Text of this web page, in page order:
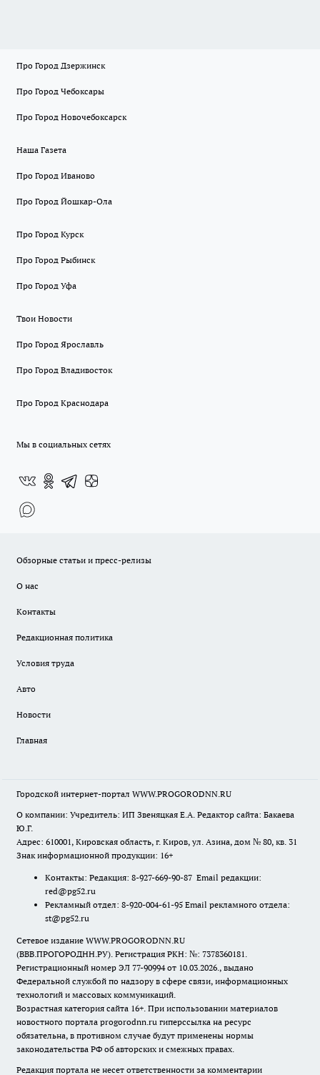
Про Город Дзержинск
Про Город Чебоксары
Про Город Новочебоксарск
Наша Газета
Про Город Иваново
Про Город Йошкар-Ола
Про Город Курск
Про Город Рыбинск
Про Город Уфа
Твои Новости
Про Город Ярославль
Про Город Владивосток
Про Город Краснодара
Мы в социальных сетях
Обзорные статьи и пресс-релизы
О нас
Контакты
Редакционная политика
Условия труда
Авто
Новости
Главная
Городской интернет-портал WWW.PROGORODNN.RU
О компании: Учредитель: ИП Звеняцкая Е.А. Редактор сайта: Бакаева
Ю.Г.
Адрес: 610001, Кировская область, г. Киров, ул. Азина, дом № 80, кв. 31
Знак информационной продукции: 16+
Контакты: Редакция: 8-927-669-90-87 Email редакции:
red@pg52.ru
Рекламный отдел: 8-920-004-61-95 Email рекламного отдела:
st@pg52.ru
Сетевое издание WWW.PROGORODNN.RU
(ВВВ.ПРОГОРОДНН.РУ). Регистрация РКН: №: 7378360181.
Регистрационный номер ЭЛ 77-90994 от 10.03.2026., выдано
Федеральной службой по надзору в сфере связи, информационных
технологий и массовых коммуникаций.
Возрастная категория сайта 16+. При использовании материалов
новостного портала progorodnn.ru гиперссылка на ресурс
обязательна, в противном случае будут применены нормы
законодательства РФ об авторских и смежных правах.
Редакция портала не несет ответственности за комментарии